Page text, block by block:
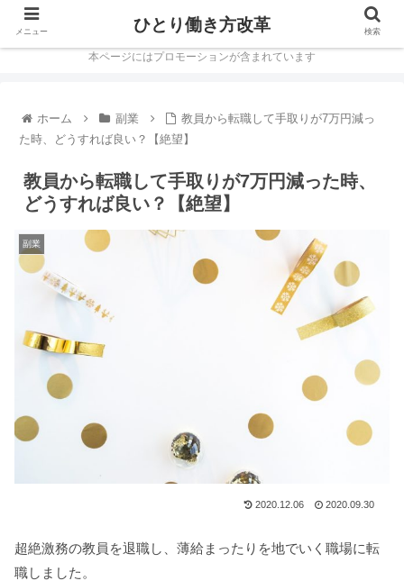
本ページにはプロモーションが含まれています
ホーム 副業
教員から転職して手取りが7万円減っ
た時、どうすれば良い？【絶望】
教員から転職して手取りが7万円減った時、
どうすれば良い？【絶望】
副業
2020.12.06 2020.09.30
超絶激務の教員を退職し、薄給まったりを地でいく職場に転
職しました。
メニュー ひとり働き方改革 検索